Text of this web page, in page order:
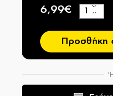
6,99€
−
+
Προσθήκη